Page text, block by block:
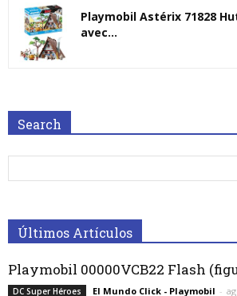
Playmobil Astérix 71828
avec...
Search
Últimos Artículos
Playmobil 00000VCB22 Flash
DC Super Héroes El Mundo Click - Playmobil -